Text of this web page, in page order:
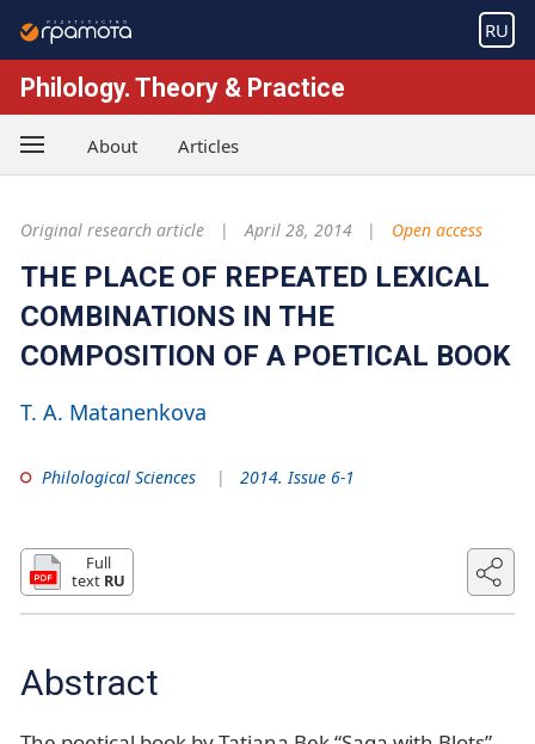
RU
Philology. Theory & Practice
About Articles
Original research article April 28, 2014 Open access
THE PLACE OF REPEATED LEXICAL
COMBINATIONS IN THE
COMPOSITION OF A POETICAL BOOK
T. A. Matanenkova
Philological Sciences 2014. Issue 6-1
Full
text RU
Abstract